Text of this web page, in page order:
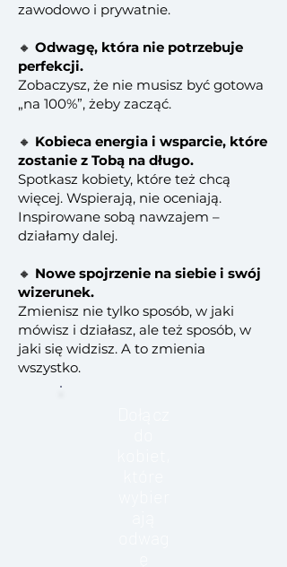
zawodowo i prywatnie.
🔸 Odwagę, która nie potrzebuje
perfekcji.
Zobaczysz, że nie musisz być gotowa
„na 100%”, żeby zacząć.
🔸 Kobieca energia i wsparcie, które
zostanie z Tobą na długo.
Spotkasz kobiety, które też chcą
więcej. Wspierają, nie oceniają.
Inspirowane sobą nawzajem –
działamy dalej.
🔸 Nowe spojrzenie na siebie i swój
wizerunek.
Zmienisz nie tylko sposób, w jaki
mówisz i działasz, ale też sposób, w
jaki się widzisz. A to zmienia
wszystko.